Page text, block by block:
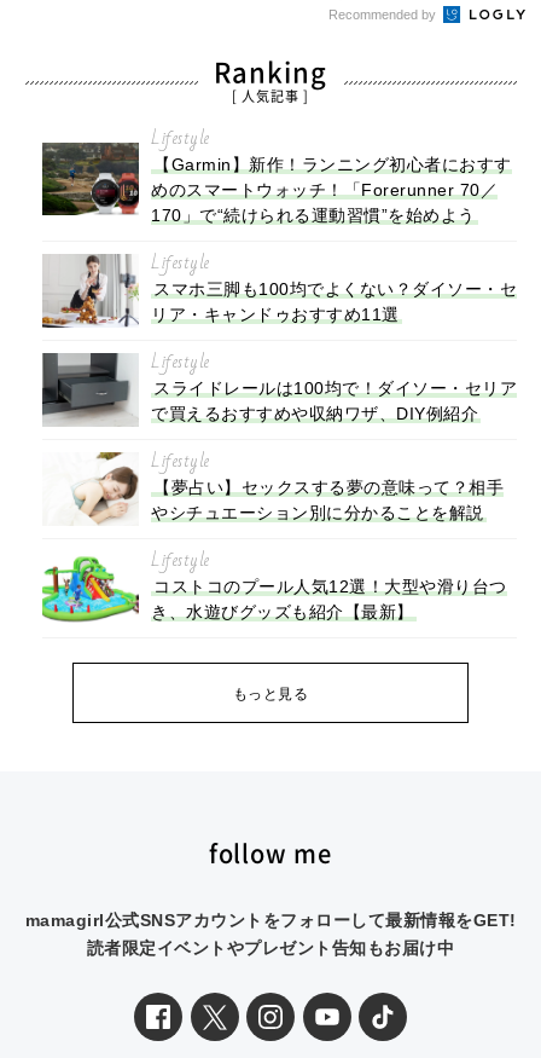
Recommended by
Ranking
[ 人気記事 ]
Lifestyle
【Garmin】新作！ランニング初心者におすす
めのスマートウォッチ！「Forerunner 70／
170」で“続けられる運動習慣”を始めよう
Lifestyle
スマホ三脚も100均でよくない？ダイソー・セ
リア・キャンドゥおすすめ11選
Lifestyle
スライドレールは100均で！ダイソー・セリア
で買えるおすすめや収納ワザ、DIY例紹介
Lifestyle
【夢占い】セックスする夢の意味って？相手
やシチュエーション別に分かることを解説
Lifestyle
コストコのプール人気12選！大型や滑り台つ
き、水遊びグッズも紹介【最新】
もっと見る
follow me
mamagirl公式SNSアカウントをフォローして最新情報をGET!
読者限定イベントやプレゼント告知もお届け中